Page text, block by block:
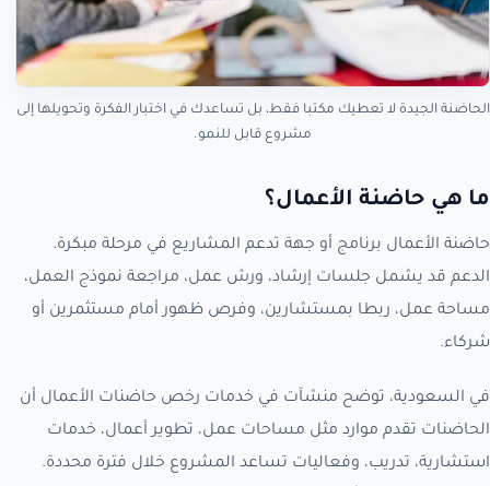
الحاضنة الجيدة لا تعطيك مكتبا فقط، بل تساعدك في اختبار الفكرة وتحويلها إلى
مشروع قابل للنمو.
ما هي حاضنة الأعمال؟
حاضنة الأعمال برنامج أو جهة تدعم المشاريع في مرحلة مبكرة.
الدعم قد يشمل جلسات إرشاد، ورش عمل، مراجعة نموذج العمل،
مساحة عمل، ربطا بمستشارين، وفرص ظهور أمام مستثمرين أو
شركاء.
في السعودية، توضح منشآت في خدمات رخص حاضنات الأعمال أن
الحاضنات تقدم موارد مثل مساحات عمل، تطوير أعمال، خدمات
استشارية، تدريب، وفعاليات تساعد المشروع خلال فترة محددة.